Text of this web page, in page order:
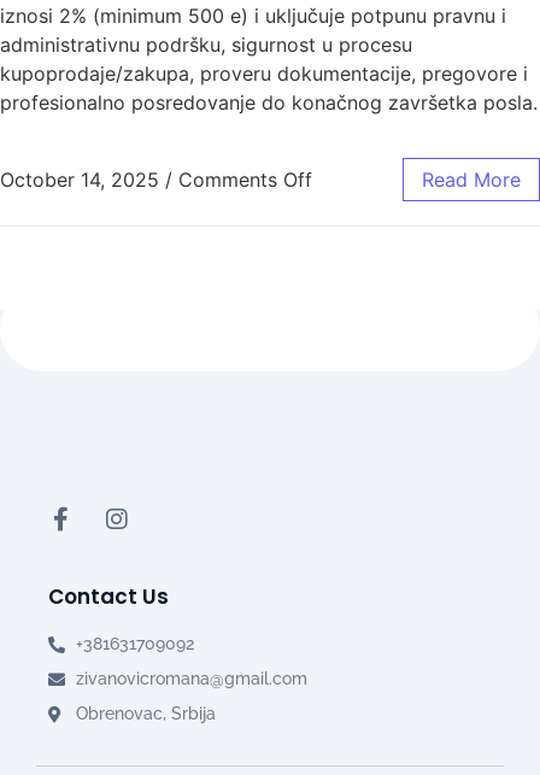
iznosi 2% (minimum 500 e) i uključuje potpunu pravnu i
administrativnu podršku, sigurnost u procesu
kupoprodaje/zakupa, proveru dokumentacije, pregovore i
profesionalno posredovanje do konačnog završetka posla.
October 14, 2025 / Comments Off Read More
Contact Us
+381631709092
zivanovicromana@gmail.com
Obrenovac, Srbija